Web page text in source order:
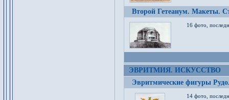
Второй Гетеанум. Макеты.
16 фото,
ЭВРИТМИЯ. ИСКУССТВО
Эвритмические фигуры
14 фото,